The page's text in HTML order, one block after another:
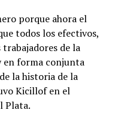
porque ahora el
todos los efectivos,
de la
en forma conjunta
la historia de la
Kicillof en el
Plata.